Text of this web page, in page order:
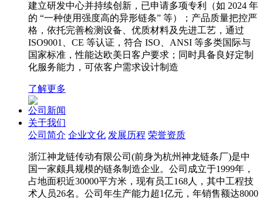
建立研发中心并持续创新，已申请多项专利（如 2024 年
的 “一种使用强度高的异形链条” 等）；产品质量把控严
格，依托完善检测设备、优质材料及先进工艺，通过
ISO9001、CE 等认证，符合 ISO、ANSI 等多类国际与
国家标准，性能达欧美日客户要求；同时具备良好定制
化服务能力，可依客户需求设计制造
了解更多
公司新闻
关于我们
公司简介 企业文化 发展历程 荣誉资质
浙江神龙链传动有限公司(前身为杭州神龙链条厂)是中
国一家颇具规模的链条制造企业。公司成立于1999年，
占地面积近30000平方米，现有员工168人，其中工程技
术人员26名。公司年生产能力超1亿元，年销售额达8000